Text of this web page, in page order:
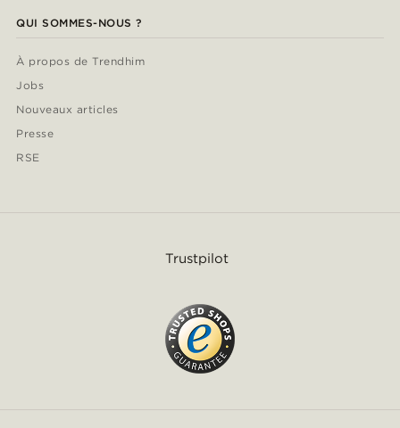
QUI SOMMES-NOUS ?
À propos de Trendhim
Jobs
Nouveaux articles
Presse
RSE
Trustpilot